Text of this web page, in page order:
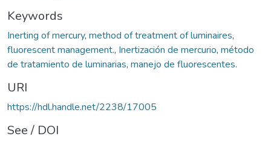
Keywords
Inerting of mercury, method of treatment of luminaires,
fluorescent management., Inertización de mercurio, método
de tratamiento de luminarias, manejo de fluorescentes.
URI
https://hdl.handle.net/2238/17005
See / DOI